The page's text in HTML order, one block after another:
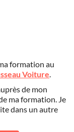
formation au
Voiture.
de mon
ma formation. Je
dans un autre